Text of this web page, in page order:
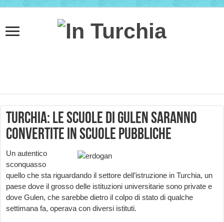
Turchia: le scuole di Gulen saranno
convertite in scuole pubbliche
Un autentico
sconquasso
quello che sta riguardando il settore dell’istruzione in Turchia, un
paese dove il grosso delle istituzioni universitarie sono private e
dove Gulen, che sarebbe dietro il colpo di stato di qualche
settimana fa, operava con diversi istituti.